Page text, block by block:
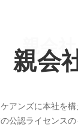
親会社
親会
アンズに本社を
公認ライセンス